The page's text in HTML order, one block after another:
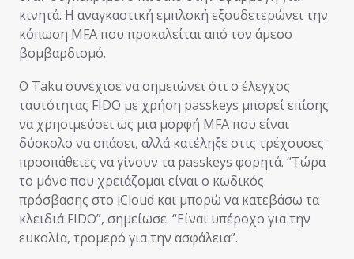
κινητά. Η αναγκαστική εμπλοκή εξουδετερώνει την
κόπωση MFA που προκαλείται από τον άμεσο
βομβαρδισμό.
Ο Taku συνέχισε να σημειώνει ότι ο έλεγχος
ταυτότητας FIDO με χρήση passkeys μπορεί επίσης
να χρησιμεύσει ως μια μορφή MFA που είναι
δύσκολο να σπάσει, αλλά κατέληξε στις τρέχουσες
προσπάθειες να γίνουν τα passkeys φορητά. “Τώρα
το μόνο που χρειάζομαι είναι ο κωδικός
πρόσβασης στο iCloud και μπορώ να κατεβάσω τα
κλειδιά FIDO”, σημείωσε. “Είναι υπέροχο για την
ευκολία, τρομερό για την ασφάλεια”.